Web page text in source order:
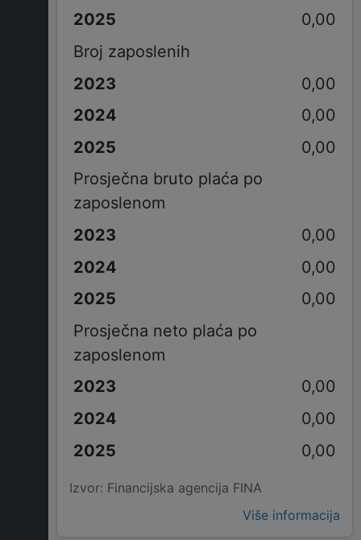
0,00
Broj zaposlenih
0,00
0,00
0,00
Prosječna bruto plaća po
zaposlenom
0,00
0,00
0,00
Prosječna neto plaća po
zaposlenom
0,00
0,00
0,00
Izvor: Financijska agencija FINA
Više informacija